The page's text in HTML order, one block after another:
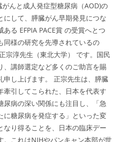
がんと成人発症型糖尿病（AOD)の
にして、膵臓がん早期発見につな
る EFPIA PACE賞 の受賞へとつ
同様の研究を先導されているの
宗淳先生（東北大学） です。国民
、講師選定など多くのご助言を賜
申し上げます。 正宗先生は、膵臓
牽引してこられた、日本を代表す
尿病の深い関係にも注目し、「急
に糖尿病を発症する」といった変
なり得ることを、日本の臨床デー
。これはNIHやパンキャン本部が世